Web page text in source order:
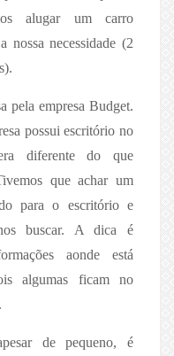
alugar um carro
nossa necessidade (2
pela empresa Budget.
possui escritório no
diferente do que
que achar um
para o escritório e
buscar. A dica é
aonde está
algumas ficam no
de pequeno, é